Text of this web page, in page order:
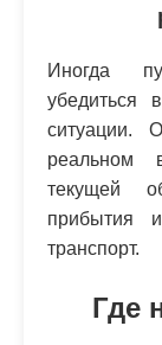
Иногда
убедиться
ситуации.
реальном
текущей
прибытия
транспорт.
Где